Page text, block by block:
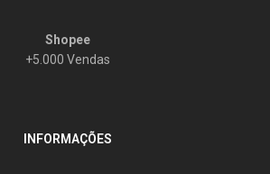
Shopee
+5.000 Vendas
INFORMAÇÕES